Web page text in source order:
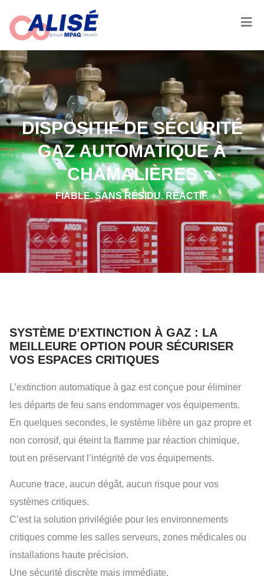
DISPOSITIF DE SÉCURITÉ
GAZ AUTOMATIQUE À
CHAMALIÈRES
FIABLE. SANS RÉSIDU. RÉACTIF.
SYSTÈME D’EXTINCTION À GAZ : LA
MEILLEURE OPTION POUR SÉCURISER
VOS ESPACES CRITIQUES
L’extinction automatique à gaz est conçue pour éliminer
les départs de feu sans endommager vos équipements.
En quelques secondes, le système libère un gaz propre et
non corrosif, qui éteint la flamme par réaction chimique,
tout en préservant l’intégrité de vos équipements.
Aucune trace, aucun dégât, aucun risque pour vos
systèmes critiques.
C’est la solution privilégiée pour les environnements
critiques comme les salles serveurs, zones médicales ou
installations haute précision.
Une sécurité discrète mais immédiate.